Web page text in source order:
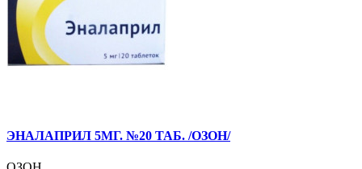
ЭНАЛАПРИЛ 5МГ. №20 ТАБ. /ОЗОН/